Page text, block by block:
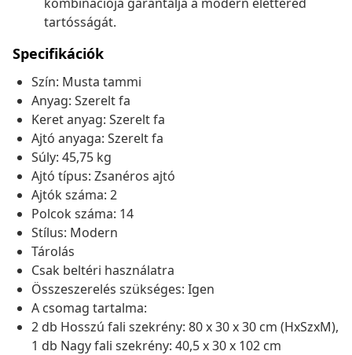
tartósságát.
Specifikációk
Szín: Musta tammi
Anyag: Szerelt fa
Keret anyag: Szerelt fa
Ajtó anyaga: Szerelt fa
Súly: 45,75 kg
Ajtó típus: Zsanéros ajtó
Ajtók száma: 2
Polcok száma: 14
Stílus: Modern
Tárolás
Csak beltéri használatra
Összeszerelés szükséges: Igen
A csomag tartalma:
2 db Hosszú fali szekrény: 80 x 30 x 30 cm (HxSzxM),
1 db Nagy fali szekrény: 40,5 x 30 x 102 cm